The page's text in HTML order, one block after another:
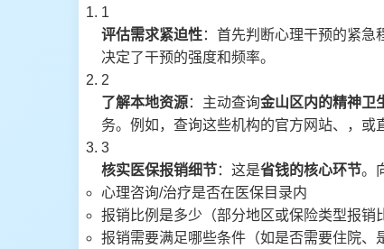
1
评估需求紧迫性：首先判断心理干预的紧
决定了干预的强度和频率。
2
了解本地资源：主动查询金山区内的精神卫
务。例如，查询这些机构的官方网站、，或
3
核实医保报销细节：这是省钱的核心环节。
心理咨询/治疗是否在医保目录内
报销比例是多少（部分地区或保险类型报销
报销需要满足哪些条件（如是否需要住院、